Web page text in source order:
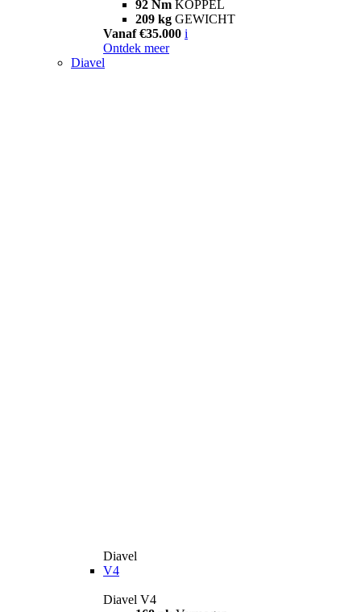
92 Nm KOPPEL
209 kg GEWICHT
Vanaf €35.000 i
Ontdek meer
Diavel
Diavel
V4
Diavel V4